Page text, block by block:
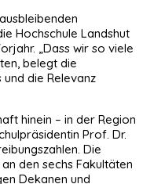
Hochschule Landshut
„Dass wir so viele
belegt die
die Relevanz
hinein – in der Region
Prof. Dr.
Die
den sechs Fakultäten
Dekanen und